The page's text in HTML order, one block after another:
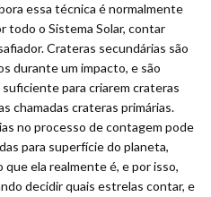
essa técnica é normalmente
todo o Sistema Solar, contar
Crateras secundárias são
durante um impacto, e são
para criarem crateras
chamadas crateras primárias.
no processo de contagem pode
para superfície do planeta,
que ela realmente é, e por isso,
decidir quais estrelas contar, e